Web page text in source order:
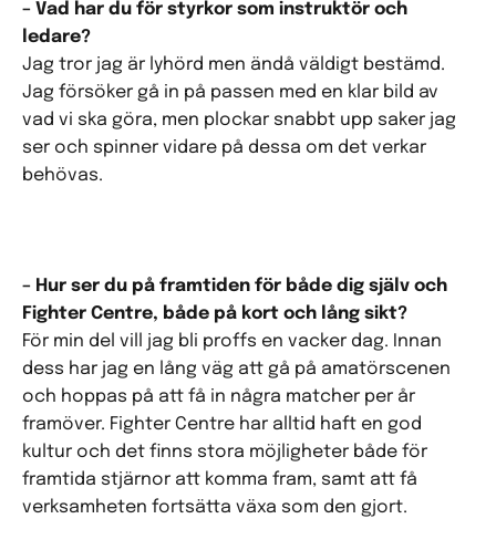
– Vad har du för styrkor som instruktör och
ledare?
Jag tror jag är lyhörd men ändå väldigt bestämd.
Jag försöker gå in på passen med en klar bild av
vad vi ska göra, men plockar snabbt upp saker jag
ser och spinner vidare på dessa om det verkar
behövas.
– Hur ser du på framtiden för både dig själv och
Fighter Centre, både på kort och lång sikt?
För min del vill jag bli proffs en vacker dag. Innan
dess har jag en lång väg att gå på amatörscenen
och hoppas på att få in några matcher per år
framöver. Fighter Centre har alltid haft en god
kultur och det finns stora möjligheter både för
framtida stjärnor att komma fram, samt att få
verksamheten fortsätta växa som den gjort.